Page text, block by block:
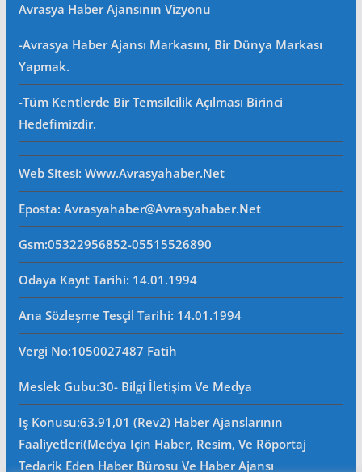
Avrasya Haber Ajansının Vizyonu
-Avrasya Haber Ajansı Markasını, Bir Dünya Markası
Yapmak.
-Tüm Kentlerde Bir Temsilcilik Açılması Birinci
Hedefimizdir.
Web Sitesi: Www.avrasyahaber.net
Eposta: Avrasyahaber@avrasyahaber.net
Gsm:05322956852-05515526890
Odaya Kayıt Tarihi: 14.01.1994
Ana Sözleşme Tesçil Tarihi: 14.01.1994
Vergi No:1050027487 Fatih
Meslek Gubu:30- Bilgi İletişim Ve Medya
Iş Konusu:63.91,01 (Rev2) Haber Ajanslarının
Faaliyetleri(Medya Için Haber, Resim, Ve Röportaj
Tedarik Eden Haber Bürosu Ve Haber Ajansı